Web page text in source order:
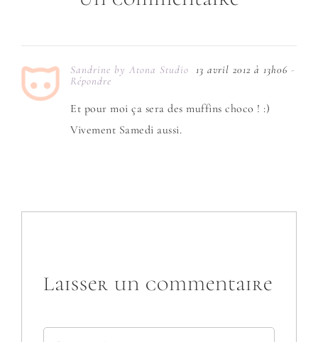
Répondre
Vivement Samedi aussi.
Laisser un commentaire
Commentaire